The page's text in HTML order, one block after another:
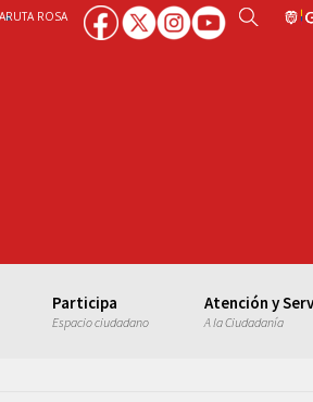
RUTA ROSA
Participa
Espacio ciudadano
Atención y
A la Ciudadanía